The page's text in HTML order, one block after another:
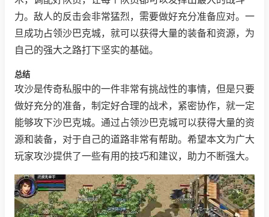
力。敌人的反击会非常猛烈，需要做好充分准备应对。一
旦成功占领沙巴克城，就可以获得大量的装备和资源，为
自己的强大之路打下坚实的基础。
总结
攻沙是传奇私服中的一件非常有挑战性的事情，但是只要
做好充分的准备，制定好合理的战术，紧密协作，就一定
能够攻下沙巴克城。通过占领沙巴克城可以获得大量的资
源和装备，对于自己的道路非常有帮助。希望本文为广大
玩家攻沙提供了一些有用的技巧和建议，助力不断强大。